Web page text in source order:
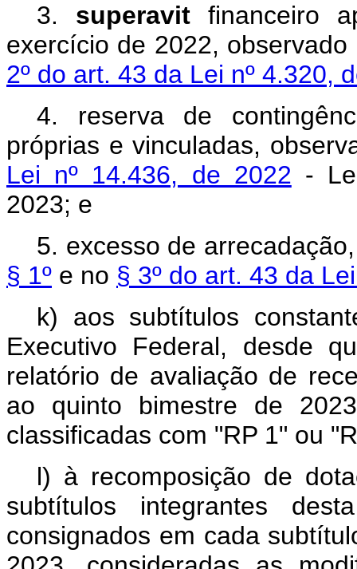
3. superavitfinanceiro
exercício de 2022,
2º do art. 43 da Lei nº 4.320,
4. reserva de
próprias e vinculadas,
Lei nº 14.436, de 2022 -
2023; e
5. excesso de
§ 1º e no § 3º do art. 43 da
k) aos subtítulos
Executivo Federal, desde
relatório de avaliação de
ao quinto bimestre de
classificadas com "RP 1" ou
l) à recomposição de
subtítulos integrantes
consignados em cada